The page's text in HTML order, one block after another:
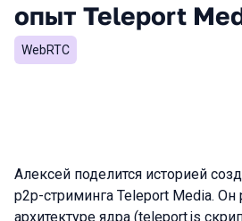
опыт Teleport
WebRTC
Алексей поделится историей
p2p-стриминга Teleport Media. Он
архитектуре ядра (teleport.js